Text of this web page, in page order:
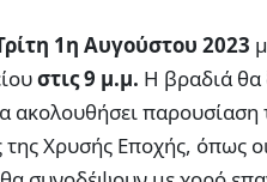
1η Αυγούστου 2023
στις 9 μ.μ. Η βραδιά θα
παρουσίαση
Χρυσής Εποχής, όπως